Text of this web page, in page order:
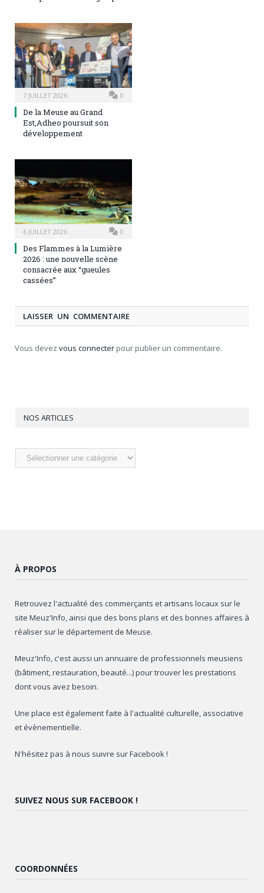
7 JUILLET 2026 0
De la Meuse au Grand
Est,Adheo poursuit son
développement
6 JUILLET 2026 0
Des Flammes à la Lumière
2026 : une nouvelle scène
consacrée aux “gueules
cassées”
LAISSER UN COMMENTAIRE
Vous devez vous connecter pour publier un commentaire.
NOS ARTICLES
Nos
articles
À PROPOS
Retrouvez l'actualité des commerçants et artisans locaux sur le
site Meuz'Info, ainsi que des bons plans et des bonnes affaires à
réaliser sur le département de Meuse.
Meuz'Info, c'est aussi un annuaire de professionnels meusiens
(bâtiment, restauration, beauté...) pour trouver les prestations
dont vous avez besoin.
Une place est également faite à l'actualité culturelle, associative
et évènementielle.
N'hésitez pas à nous suivre sur Facebook !
SUIVEZ NOUS SUR FACEBOOK !
COORDONNÉES